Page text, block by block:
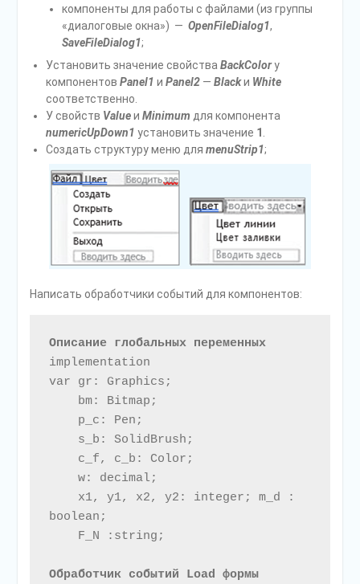
компоненты для работы с файлами (из группы
«диалоговые окна») — OpenFileDialog1,
SaveFileDialog1;
Установить значение свойстваBackColor у
компонентов Panel1 и Panel2 — Black и White
соответственно.
У свойств Value и Minimum для компонента
numericUpDown1 установить значение 1 .
Создать структуру меню для menuStrip1;
Написать обработчики событий для компонентов:
Описание глобальных переменных
implementation
var gr: Graphics;
boolean;
Обработчик событий Load формы